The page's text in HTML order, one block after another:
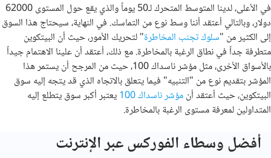
في الأعلى، لدينا المتوسط ​​​​المتحرك لـ50 يوماً والذي يقع حول المستوى 62000
دولار، وبالتالي أعتقد أننا وسط نوع من التماسك. في النهاية، سيحتاج هذا السوق
إلى الكثير من "سلوك تجنب المخاطرة" لتحريك الأمور، حيث أن البيتكوين
متطرفة جداً في نطاق الرغبة بالمخاطرة. مع ذلك، أعتقد أن علينا الاهتمام جيداً
بالأسواق الأخرى، مثل مؤشر ناسداك 100، حيث من المرجح أن يستمر هذا
المؤشر بتقديم نوع من "التنبيه" فيما يتعلق بالاتجاه الذي قد يتجه إليه سوق
البيتكوين، حيث أعتقد أنمؤشر ناسداك 100
يعتبر أكبر سوق يتطلع إليه
المتداولين لمعرفة مستوى الرغبة بالمخاطرة.
أفضل وسطاء الفوركس عبر الإنترنت